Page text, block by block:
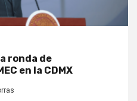
ronda de
en la CDMX